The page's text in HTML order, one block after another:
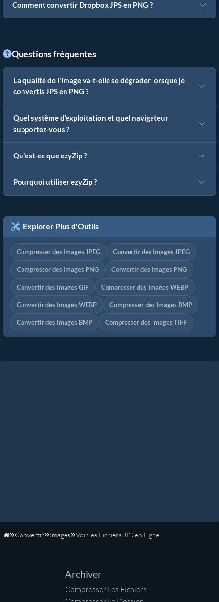
Comment convertir Dropbox JPS en PNG ?
Questions fréquentes
La qualité de l'image va-t-elle se dégrader lorsque je
convertis JPS en PNG ?
Quel système d’exploitation et quel navigateur
supportez-vous ?
Qu'est-ce que ezyZip ?
Pourquoi utiliser ezyZip ?
Explorer Plus d'Outils
Compresser des Images JPEG Convertir des Images JPEG
Compresser des Images PNG Convertir des Images PNG
Convertir des Images GIF Compresser des Images WEBP
Convertir des Images WEBP Compresser des Images BMP
Convertir des Images BMP Compresser des Images TIFF
Accueil
Convertir Images Voir les Fichiers JPS en Ligne
Archiver
Compresser Les Fichiers